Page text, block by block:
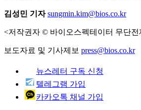
김성민 기자 sungmin.kim@bios.co.kr
<저작권자 © 바이오스펙테이터 무단
보도자료 및 기사제보 press@bios.co.kr
뉴스레터 구독 신청
텔레그램 가입
카카오톡 채널 가입